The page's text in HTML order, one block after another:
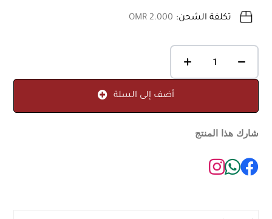
تكلفة الشحن: OMR 2.000
أضف إلى السلة
شارك هذا المنتج